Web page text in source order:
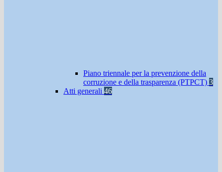
Piano triennale per la prevenzione della
corruzione e della trasparenza (PTPCT) 3
Atti generali 46